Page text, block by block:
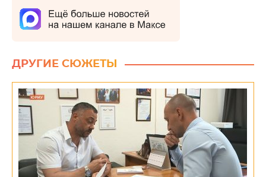
ДРУГИЕ СЮЖЕТЫ